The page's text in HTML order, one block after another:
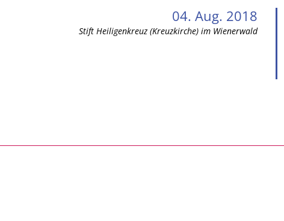
04. Aug. 2018
Stift Heiligenkreuz (Kreuzkirche) im Wienerwald